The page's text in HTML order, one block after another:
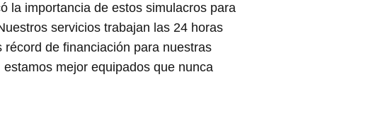
la importancia de estos simulacros para
servicios trabajan las 24 horas
de financiación para nuestras
mejor equipados que nunca